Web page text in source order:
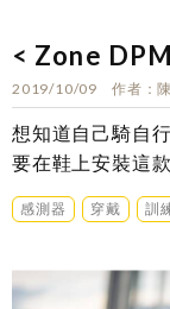
< Zone
2019/10/09 作者
想知道自己騎自
要在鞋上安裝這
感測器 穿戴 訓